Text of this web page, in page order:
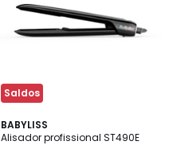
Saldos
BABYLISS
Alisador profissional ST490E
4,9
/ 5